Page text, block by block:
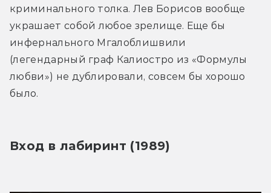
криминального толка. Лев Борисов вообще
украшает собой любое зрелище. Еще бы
инфернального Мгалоблишвили
(легендарный граф Калиостро из «Формулы
любви») не дублировали, совсем бы хорошо
было.
Вход в лабиринт (1989)